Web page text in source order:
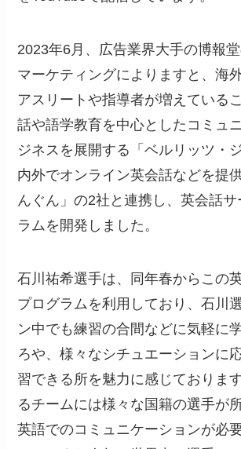
2023年6月、広告業界大手の博報
マーケティングによりますと、海
アスリートや指導者が増えている
話や語学教育を中心としたコミュ
ジネスを展開する「ベルリッツ・
内外でオンライン英会話などを提
んぐん」の2社と連携し、英会話
ラムを開発しました。
石川祐希選手は、同年春からこの
プログラムを利用しており、石川
ン中でも練習の合間などに気軽に
ろや、様々なシチュエーションに
習できる所を魅力に感じておりま
るチームには様々な国籍の選手が
英語でのコミュニケーションが必